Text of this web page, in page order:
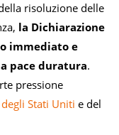
risoluzione delle
la Dichiarazione
immediato e
pace duratura.
pressione
Stati Uniti e del